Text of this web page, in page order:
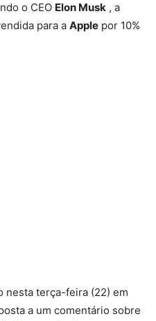
o CEO Elon Musk , a
para a Apple por 10%
nesta terça-feira (22) em
a um comentário sobre